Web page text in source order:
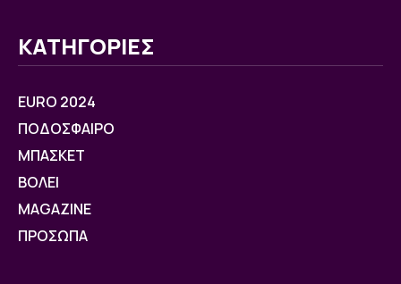
ΚΑΤΗΓΟΡΙΕΣ
EURO 2024
ΠΟΔΟΣΦΑΙΡΟ
ΜΠΑΣΚΕΤ
ΒOΛΕΙ
MAGAZINE
ΠΡΟΣΩΠΑ